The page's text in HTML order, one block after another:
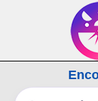
Os sonhos